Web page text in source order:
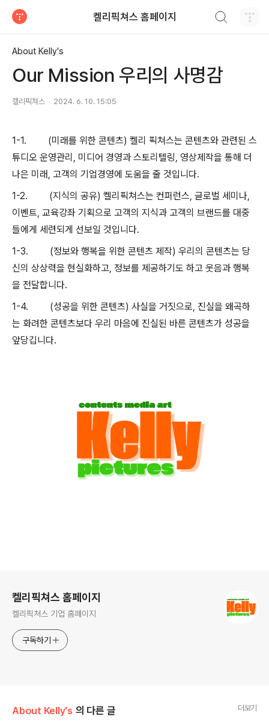
켈리픽쳐스 홈페이지
About Kelly's
Our Mission 우리의 사명감
켈리픽쳐스 2024. 6. 10. 15:05
1-1. (미래를 위한 콘텐츠) 켈리 픽쳐스는 콘텐츠와 관련된 스
튜디오 운영관리 , 미디어 경영과 스토리텔링, 영상제작을 통해 더
나은 미래, 고객의 기업경영에 도움을 줄 것입니다.
1-2.
(지식의 공유) 켈리픽쳐스는 컨퍼런스, 글로벌 세미나,
이벤트, 교육강좌 기획으로 고객의 지식과 고객의 브랜드를 대중
들에게 세련되게 선보일 것입니다.
1-3.
(정보와 행복을 위한 콘텐츠 제작) 우리의 콘텐츠는 당
신의 상상력을 현실화하고, 정보를 제공하기도 하고 웃음과 행복
을 전달합니다.
1-4.
(성공을 위한 콘텐츠) 사실을 거짓으로, 진실을 왜곡하
는 화려한 콘텐츠보다 우리 마음에 진실된 바른 콘텐츠가 성공을
앞당깁니다.
켈리픽쳐스 홈페이지
켈리픽쳐스 기업 홈페이지
구독하기
About Kelly's 의 다른 글 더보기